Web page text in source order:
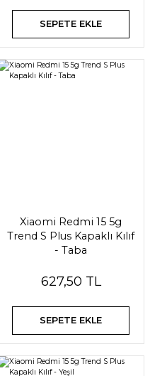
SEPETE EKLE
Xiaomi Redmi 15 5g
Trend S Plus Kapaklı Kılıf
- Taba
627,50 TL
SEPETE EKLE